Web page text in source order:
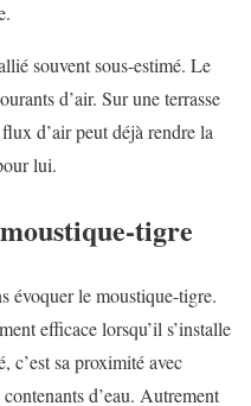
souvent sous-estimé. Le
d’air. Sur une terrasse
d’air peut déjà rendre la
lui.
tigre
évoquer le moustique-tigre.
efficace lorsqu’il s’installe
c’est sa proximité avec
d’eau. Autrement